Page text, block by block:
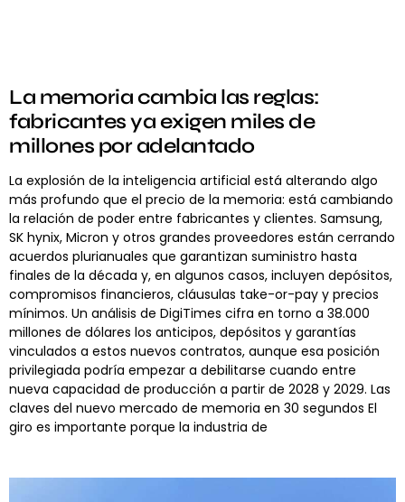
La memoria cambia las reglas:
fabricantes ya exigen miles de
millones por adelantado
La explosión de la inteligencia artificial está alterando algo
más profundo que el precio de la memoria: está cambiando
la relación de poder entre fabricantes y clientes. Samsung,
SK hynix, Micron y otros grandes proveedores están cerrando
acuerdos plurianuales que garantizan suministro hasta
finales de la década y, en algunos casos, incluyen depósitos,
compromisos financieros, cláusulas take-or-pay y precios
mínimos. Un análisis de DigiTimes cifra en torno a 38.000
millones de dólares los anticipos, depósitos y garantías
vinculados a estos nuevos contratos, aunque esa posición
privilegiada podría empezar a debilitarse cuando entre
nueva capacidad de producción a partir de 2028 y 2029. Las
claves del nuevo mercado de memoria en 30 segundos El
giro es importante porque la industria de